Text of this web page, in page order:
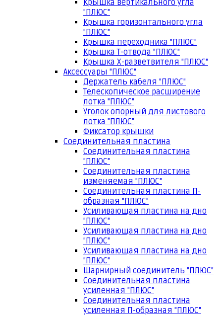
Крышка вертикального угла
"ПЛЮС"
Крышка горизонтального угла
"ПЛЮС"
Крышка переходника "ПЛЮС"
Крышка Т-отвода "ПЛЮС"
Крышка Х-разветвителя "ПЛЮС"
Аксессуары "ПЛЮС"
Держатель кабеля "ПЛЮС"
Телескопическое расширение
лотка "ПЛЮС"
Уголок опорный для листового
лотка "ПЛЮС"
Фиксатор крышки
Соединительная пластина
Соединительная пластина
"ПЛЮС"
Соединительная пластина
изменяемая "ПЛЮС"
Соединительная пластина П-
образная "ПЛЮС"
Усиливающая пластина на дно
"ПЛЮС"
Усиливающая пластина на дно
"ПЛЮС"
Усиливающая пластина на дно
"ПЛЮС"
Шарнирный соединитель "ПЛЮС"
Соединительная пластина
усиленная "ПЛЮС"
Соединительная пластина
усиленная П-образная "ПЛЮС"